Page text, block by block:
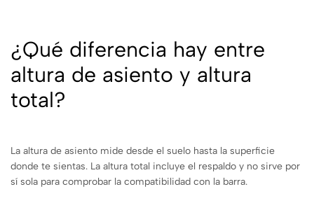
¿Qué diferencia hay entre
altura de asiento y altura
total?
La altura de asiento mide desde el suelo hasta la superficie
donde te sientas. La altura total incluye el respaldo y no sirve por
sí sola para comprobar la compatibilidad con la barra.